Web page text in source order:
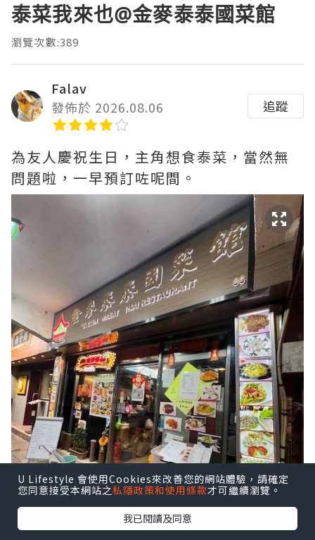
泰菜我來也@金麥泰泰國菜館
瀏覽次數:389
Falav
發佈於 2026.08.06
追蹤
為友人慶祝生日，主角想食泰菜，當然無
問題啦，一早預訂咗呢間。
U Lifestyle 會使用Cookies來改善您的網站體驗，請確定
您同意接受本網站之私隱政策和使用條款才可繼續瀏覽。
我已閱讀及同意